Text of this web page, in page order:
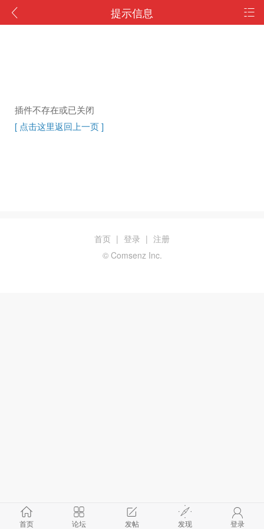
提示信息
插件不存在或已关闭
[ 点击这里返回上一页 ]
首页 论坛 发帖 发现 登录
首页 | 登录 | 注册
© Comsenz Inc.